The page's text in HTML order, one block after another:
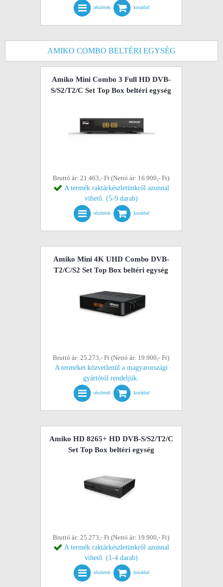
részletek kosárba!
AMIKO COMBO BELTÉRI EGYSÉG
Amiko Mini Combo 3 Full HD DVB-
S/S2/T2/C Set Top Box beltéri egység
Bruttó ár: 21.463,- Ft (Nettó ár: 16.900,- Ft)
A termék raktárkészletünkről azonnal
vihető. (5-9 darab)
részletek kosárba!
Amiko Mini 4K UHD Combo DVB-
T2/C/S2 Set Top Box beltéri egység
Bruttó ár: 25.273,- Ft (Nettó ár: 19.900,- Ft)
A terméket közvetlenül a magyarországi
gyártótól rendeljük.
részletek kosárba!
Amiko HD 8265+ HD DVB-S/S2/T2/C
Set Top Box beltéri egység
Bruttó ár: 25.273,- Ft (Nettó ár: 19.900,- Ft)
A termék raktárkészletünkről azonnal
vihető. (1-4 darab)
részletek kosárba!